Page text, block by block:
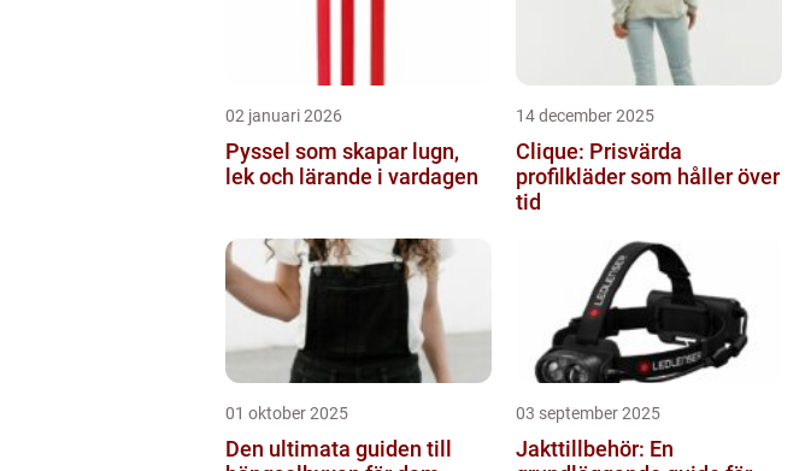
02 januari 2026
Pyssel som skapar lugn,
lek och lärande i vardagen
14 december 2025
Clique: Prisvärda
profilkläder som håller över
tid
01 oktober 2025
Den ultimata guiden till
03 september 2025
Jakttillbehör: En